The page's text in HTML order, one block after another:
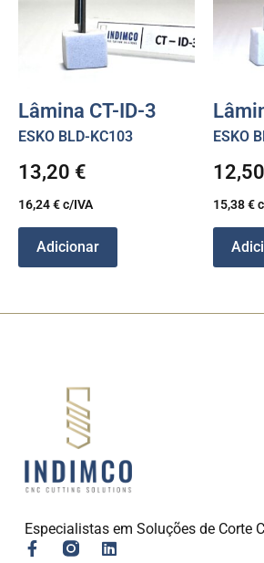
Lâmina CT-ID-3
ESKO BLD-KC103
13,20 €
16,24€c/IVA
Adicionar
ESKO
12,50
15,38€
Especialistas em Soluções de Corte